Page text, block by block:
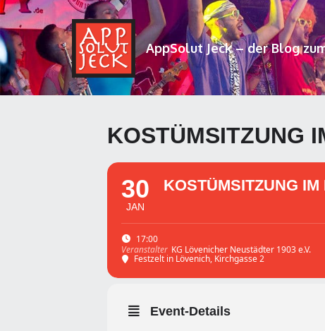
AppSolut Jeck – der Blog
KOSTÜMSITZUNG
17:00
Veranstalter KG Lövenicher Neustädter 1903 e.V.
Festzelt in Lövenich, Kirchgasse 2
30
JAN
KOSTÜMSITZUNG
Event-Details